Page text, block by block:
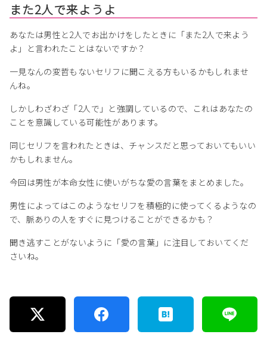
また2人で来ようよ
あなたは男性と2人でお出かけをしたときに「また2人で来よう
よ」と言われたことはないですか？
一見なんの変哲もないセリフに聞こえる方もいるかもしれませ
んね。
しかしわざわざ「2人で」と強調しているので、これはあなたの
ことを意識している可能性があります。
同じセリフを言われたときは、チャンスだと思っておいてもいい
かもしれません。
今回は男性が本命女性に使いがちな愛の言葉をまとめました。
男性によってはこのようなセリフを積極的に使ってくるようなの
で、脈ありの人をすぐに見つけることができるかも？
聞き逃すことがないように「愛の言葉」に注目しておいてくだ
さいね。